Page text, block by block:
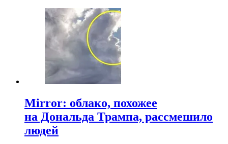
Mirror: облако, похожее
на Дональда Трампа, рассмешило
людей